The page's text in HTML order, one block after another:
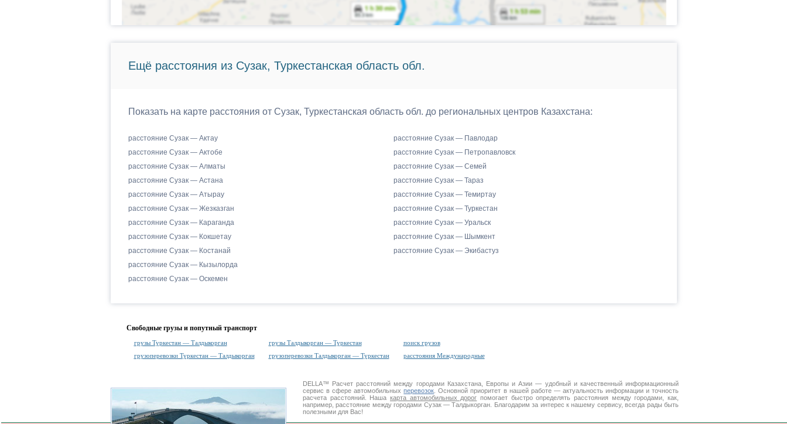
Ещё расстояния из Сузак, Туркестанская область обл.
Показать на карте расстояния от Сузак, Туркестанская область обл. до региональных центров Казахстана:
расстояние Сузак — Актау
расстояние Сузак — Актобе
расстояние Сузак — Алматы
расстояние Сузак — Астана
расстояние Сузак — Атырау
расстояние Сузак — Жезказган
расстояние Сузак — Караганда
расстояние Сузак — Кокшетау
расстояние Сузак — Костанай
расстояние Сузак — Кызылорда
расстояние Сузак — Оскемен
расстояние Сузак — Павлодар
расстояние Сузак — Петропавловск
расстояние Сузак — Семей
расстояние Сузак — Тараз
расстояние Сузак — Темиртау
расстояние Сузак — Туркестан
расстояние Сузак — Уральск
расстояние Сузак — Шымкент
расстояние Сузак — Экибастуз
Свободные грузы и попутный транспорт
грузы Туркестан — Талдыкорган грузы Талдыкорган — Туркестан
поиск грузов
грузоперевозки Туркестан — Талдыкорган
грузоперевозки Талдыкорган — Туркестан расстояния Международные
DELLA™ Расчет расстояний между городами Казахстана, Европы и Азии — удобный и качественный информационный
сервис в сфере автомобильныхперевозок . Основной приоритет в нашей работе — актуальность информации и точность
расчета расстояний. Наша карта автомобильных дорог помогает быстро определять расстояния между городами, как,
например, расстояние между городами Сузак — Талдыкорган. Благодарим за интерес к нашему сервису, всегда рады быть
полезными для Вас!